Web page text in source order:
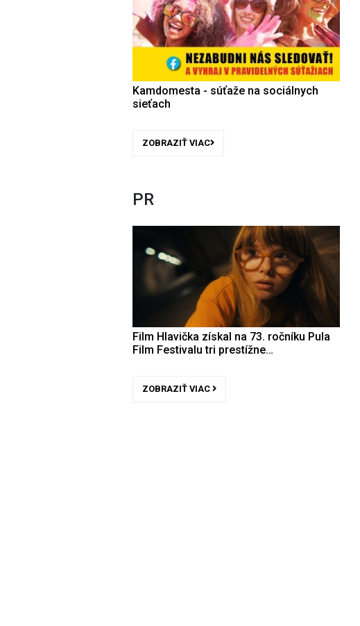
Kamdomesta - súťaže na sociálnych
sieťach
ZOBRAZIŤ VIAC
PR
Film Hlavička získal na 73. ročníku Pula
Film Festivalu tri prestížne…
ZOBRAZIŤ VIAC